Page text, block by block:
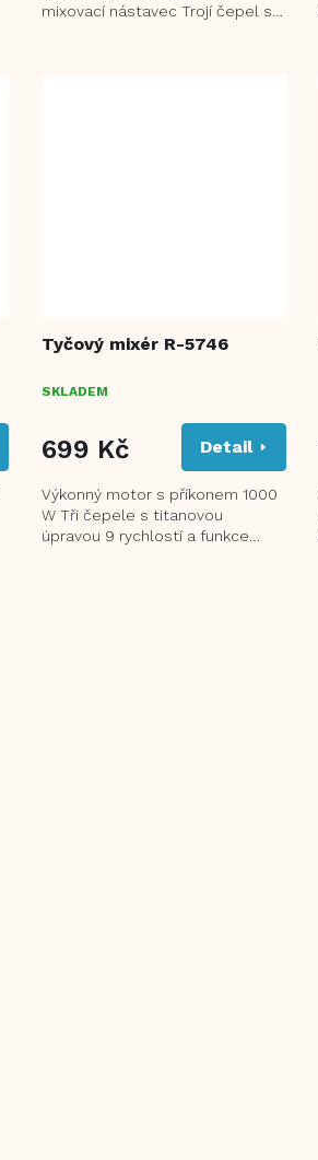
mixovací nástavec Trojí čepel s
Tyčový mixér R-5746
SKLADEM
699 Kč Detail
Výkonný motor s příkonem 1000
W Tři čepele s titanovou
úpravou 9 rychlostí a funkce